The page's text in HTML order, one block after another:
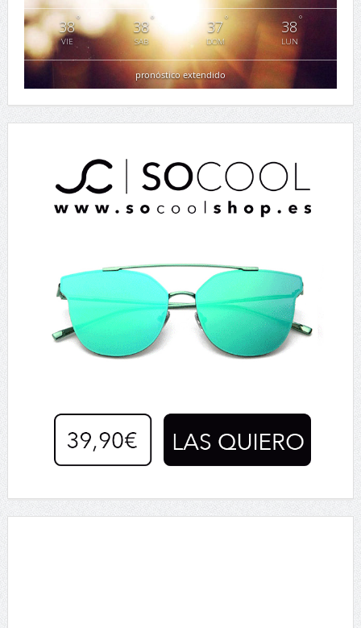
38°
VIE
38°
SAB
37°
DOM
38 °
LUN
pronóstico extendido